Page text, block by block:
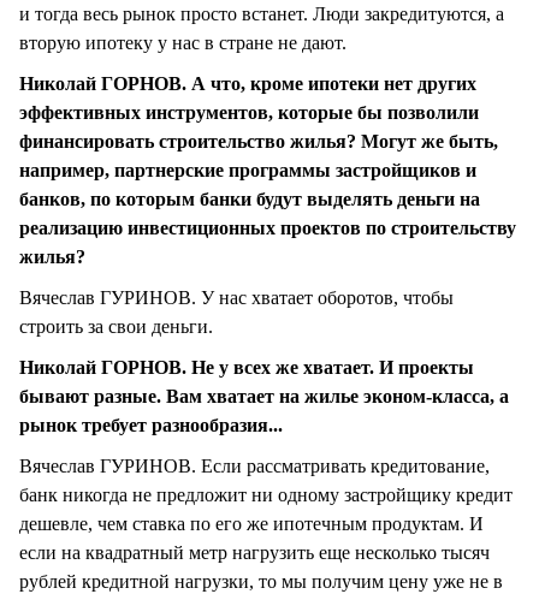
и тогда весь рынок просто встанет. Люди закредитуются, а
вторую ипотеку у нас в стране не дают.
Николай ГОРНОВ. А что, кроме ипотеки нет других
эффективных инструментов, которые бы позволили
финансировать строительство жилья? Могут же быть,
например, партнерские программы застройщиков и
банков, по которым банки будут выделять деньги на
реализацию инвестиционных проектов по строительству
жилья?
Вячеслав ГУРИНОВ. У нас хватает оборотов, чтобы
строить за свои деньги.
Николай ГОРНОВ. Не у всех же хватает. И проекты
бывают разные. Вам хватает на жилье эконом-класса, а
рынок требует разнообразия...
Вячеслав ГУРИНОВ. Если рассматривать кредитование,
банк никогда не предложит ни одному застройщику кредит
дешевле, чем ставка по его же ипотечным продуктам. И
если на квадратный метр нагрузить еще несколько тысяч
рублей кредитной нагрузки, то мы получим цену уже не в